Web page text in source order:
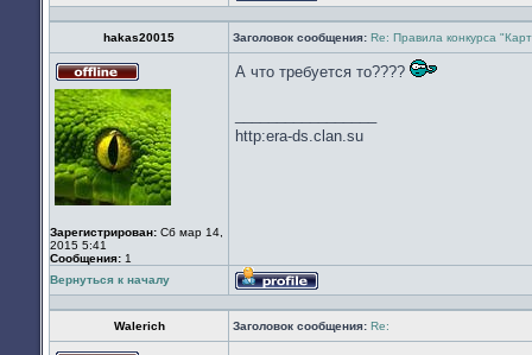
Профиль
hakas20015 Заголовок сообщения: Re: Правила конкурса
Не
в
сети
Зарегистрирован: Сб мар 14,
2015 5:41
Сообщения: 1
А что требуется то????
http:era-ds.clan.su
Вернуться к началу
Профиль
Walerich Заголовок сообщения: Re: